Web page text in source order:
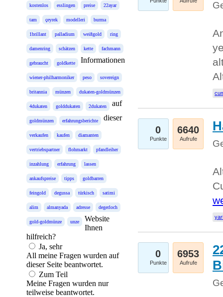
kostenlos esslingen preise 22ayar
tam çeyrek modelleri burma
1brillant palladium weißgold ring
damenring schätzen kette fachmann
gebraucht goldkette
wiener-philharmoniker peso sovereign
britannia münzen dukaten-goldmünzen
4dukaten golddukaten 2dukaten
goldmünzen erfahrungsberichte
verkaufen kaufen diamanten
vertriebspartner flohmarkt pfandleiher
inzahlung erfahrung lassen
ankaufspreise tipps goldbarren
feingold degussa türkisch satimi
alim almanyada adresse degerloch
gold-goldmünze unze
Informationen
auf
dieser
Website
Ihnen
hilfreich?
Ja, sehr
All meine Fragen wurden auf
dieser Seite beantwortet.
Zum Teil
Meine Fragen wurden nur
teilweise beantwortet.
0
Punkte
6640
Aufrufe
0
Punkte
6953
Aufrufe